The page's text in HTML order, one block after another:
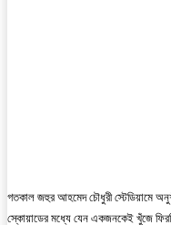
গতকাল জহুর আহমেদ চৌধুরী স্টেডিয়ামে
স্কোয়াডের মধ্যে যেন একজনকেই খুঁজে